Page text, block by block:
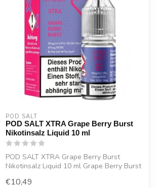
POD SALT
POD SALT XTRA Grape Berry Burst
Nikotinsalz Liquid 10 ml
POD SALT XTRA Grape Berry Burst
Nikotinsalz Liquid 10 ml Grape Berry Burst
€10,49